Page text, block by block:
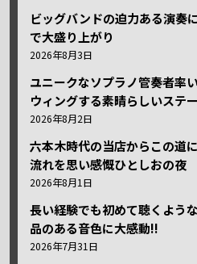
ビッグバンドの迫力ある演奏
で大盛り上がり
2026年8月3日
ユニークなソプラノ管奏者率
ウィングする素晴らしいステ
2026年8月2日
六本木時代の当店からこの道
流れを思い感慨ひとしおの夜
2026年8月1日
長い経験でも初めて聴くよう
品のある音色に大感動!!
2026年7月31日